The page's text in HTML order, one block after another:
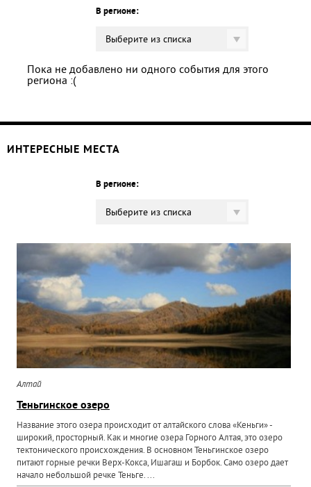
В регионе:
Выберите из списка
Пока не добавлено ни одного события для этого
региона :(
ИНТЕРЕСНЫЕ МЕСТА
В регионе:
Выберите из списка
Алтай
Теньгинское озеро
Название этого озера происходит от алтайского слова «Кеньги» -
широкий, просторный. Как и многие озера Горного Алтая, это озеро
тектонического происхождения. В основном Теньгинское озеро
питают горные речки Верх-Кокса, Ишагаш и Борбок. Само озеро дает
начало небольшой речке Теньге. ...